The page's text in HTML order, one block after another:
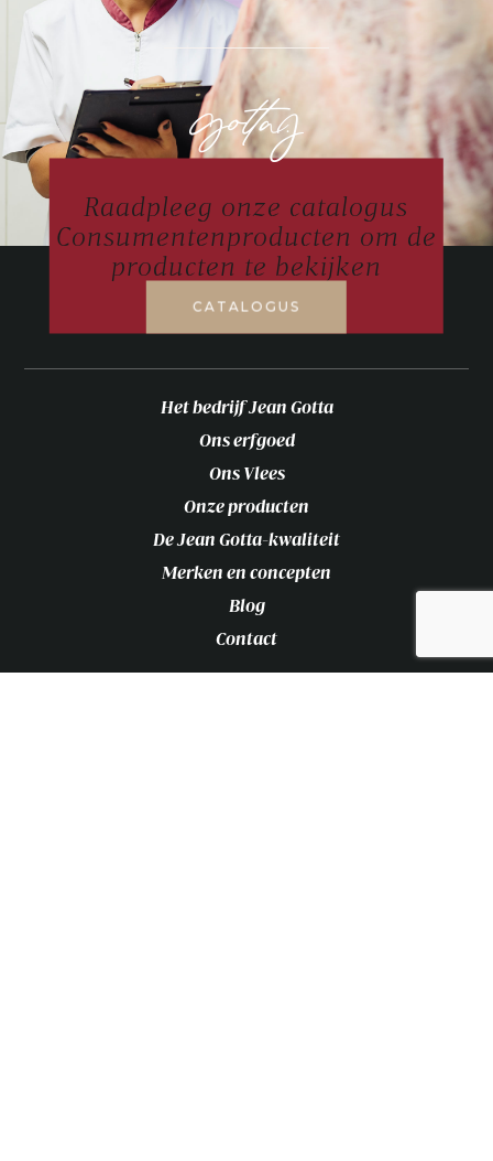
Raadpleeg onze catalogus
Consumentenproducten om de
producten te bekijken
CATALOGUS
Het bedrijf Jean Gotta
Ons erfgoed
Ons Vlees
Onze producten
De Jean Gotta-kwaliteit
Merken en concepten
Blog
Contact